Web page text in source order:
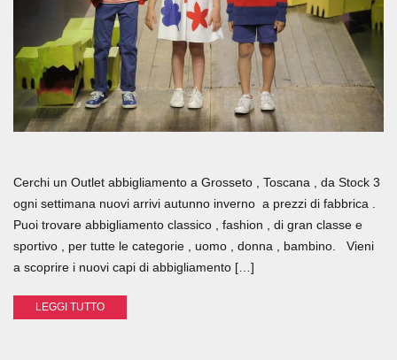
Cerchi un Outlet abbigliamento a Grosseto , Toscana , da Stock 3
ogni settimana nuovi arrivi autunno inverno a prezzi di fabbrica .
Puoi trovare abbigliamento classico , fashion , di gran classe e
sportivo , per tutte le categorie , uomo , donna , bambino. Vieni
a scoprire i nuovi capi di abbigliamento […]
LEGGI TUTTO